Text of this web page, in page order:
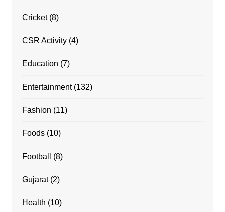
Cricket(8)
CSR Activity(4)
Education (7)
Entertainment(132)
Fashion (11)
Foods(10)
Football (8)
Gujarat(2)
Health (10)